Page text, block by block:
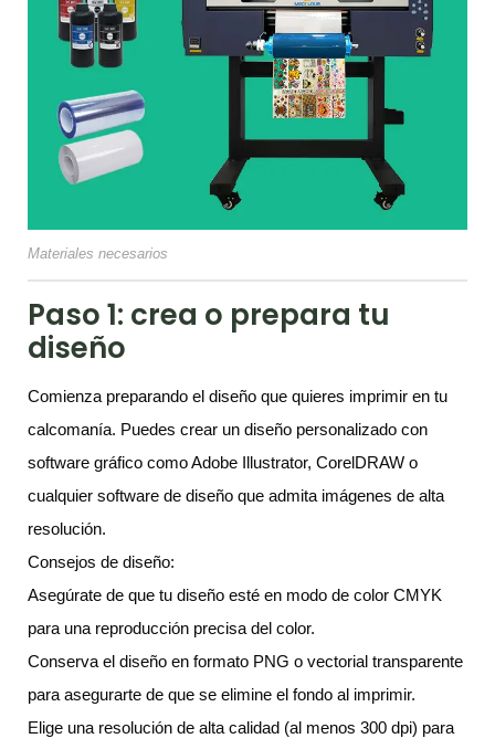
Materiales necesarios
Paso 1: crea o prepara tu
diseño
Comienza preparando el diseño que quieres imprimir en tu
calcomanía. Puedes crear un diseño personalizado con
software gráfico como Adobe Illustrator, CorelDRAW o
cualquier software de diseño que admita imágenes de alta
resolución.
Consejos de diseño:
Asegúrate de que tu diseño esté en modo de color CMYK
para una reproducción precisa del color.
Conserva el diseño en formato PNG o vectorial transparente
para asegurarte de que se elimine el fondo al imprimir.
Elige una resolución de alta calidad (al menos 300 dpi) para